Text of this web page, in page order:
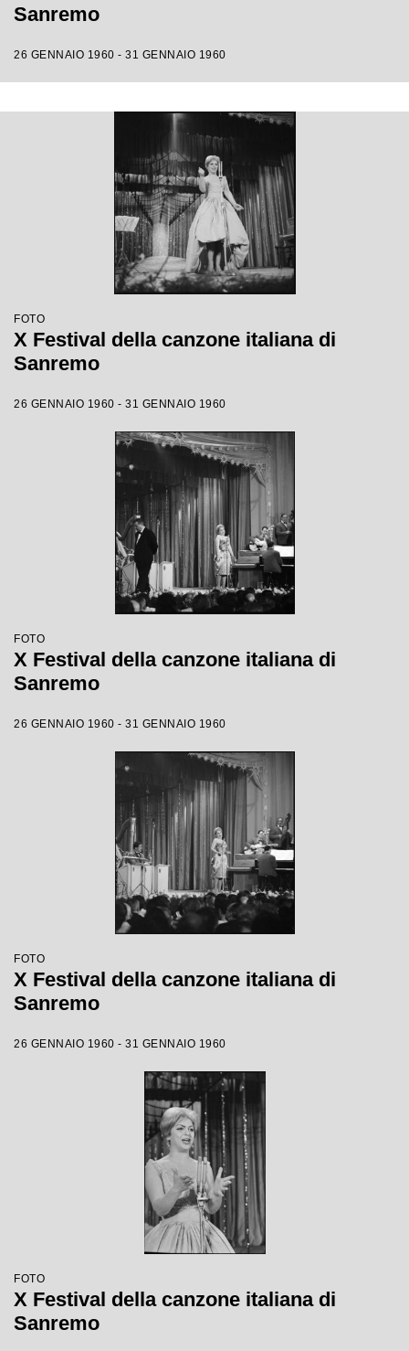
Sanremo
26 GENNAIO 1960 - 31 GENNAIO 1960
FOTO
X Festival della canzone italiana di
Sanremo
26 GENNAIO 1960 - 31 GENNAIO 1960
FOTO
X Festival della canzone italiana di
Sanremo
26 GENNAIO 1960 - 31 GENNAIO 1960
FOTO
X Festival della canzone italiana di
Sanremo
26 GENNAIO 1960 - 31 GENNAIO 1960
FOTO
X Festival della canzone italiana di
Sanremo